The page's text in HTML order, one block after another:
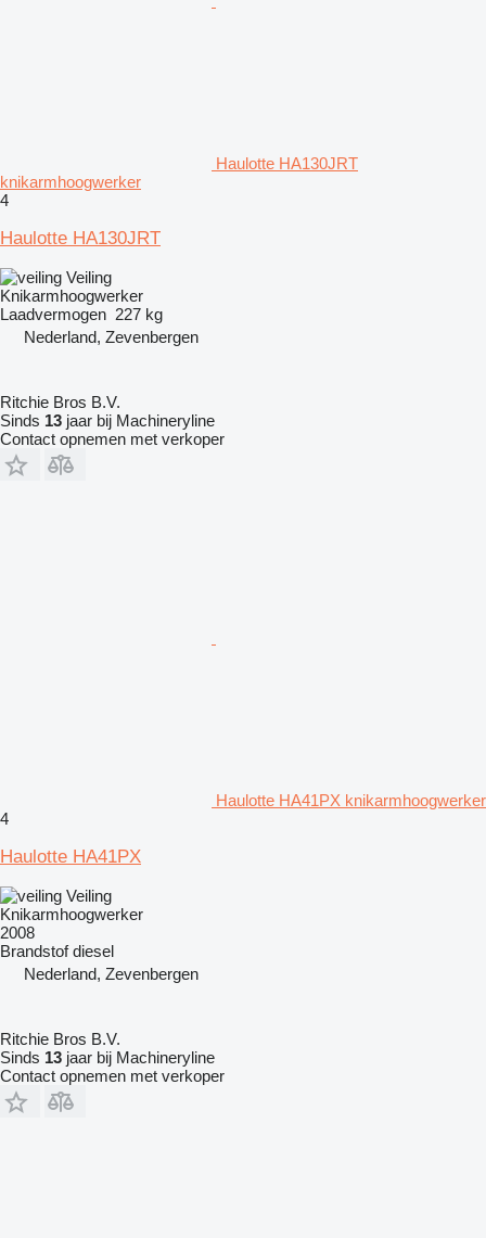
Haulotte HA130JRT
knikarmhoogwerker
4
Haulotte HA130JRT
Veiling
Knikarmhoogwerker
Laadvermogen 227 kg
Nederland, Zevenbergen
Ritchie Bros B.V.
Sinds 13 jaar bij Machineryline
Contact opnemen met verkoper
Haulotte HA41PX knikarmhoogwerker
4
Haulotte HA41PX
Veiling
Knikarmhoogwerker
2008
Brandstof diesel
Nederland, Zevenbergen
Ritchie Bros B.V.
Sinds 13 jaar bij Machineryline
Contact opnemen met verkoper